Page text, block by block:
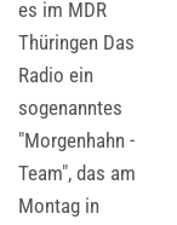
es im MDR
Thüringen Das
Radio ein
sogenanntes
"Morgenhahn -
Team", das am
Montag in